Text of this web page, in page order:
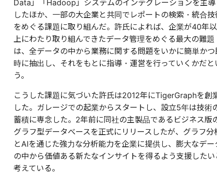
Data」「Hadoop」システムのインテグレーションを主導
したほか、一部の大企業と共同でレポートの検索・統合技
をめぐる課題に取り組んだ。許氏によれば、企業が40年以
上にわたり取り組んできたデータ管理をめぐる最大の難題
は、全データの中から業務に関する問題をいかに簡単かつ
時に抽出し、それをもとに指導・運営を行っていくかだと
う。
こうした課題に気づいた許氏は2012年にTigerGraphを創
した。ガレージでの起業からスタートし、設立5年は技術
蓄積に専念した。2年前に同社の主製品であるビジネス版
グラフ型データべースを正式にリリースしたが、グラフ分
とAIを通じた強力な分析能力を企業に提供し、膨大なデー
の中から価値ある新たなインサイトを得るよう支援したい
考えている。